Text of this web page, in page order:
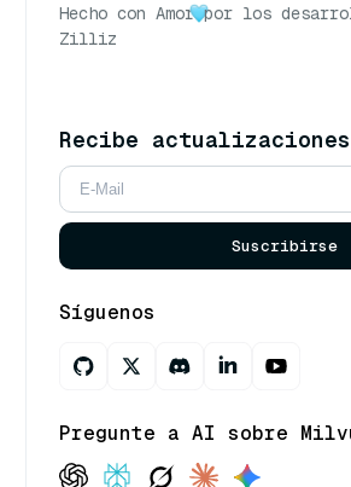
Hecho con Amor por los
Zilliz
Recibe
Suscribirse
Síguenos
Pregunte a AI sobre